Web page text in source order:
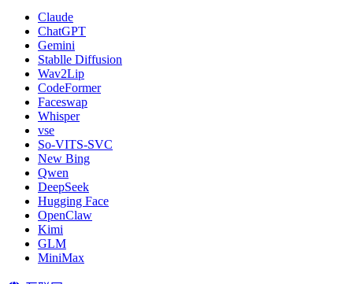
Claude
ChatGPT
Gemini
Stablle Diffusion
Wav2Lip
CodeFormer
Faceswap
Whisper
vse
So-VITS-SVC
New Bing
Qwen
DeepSeek
Hugging Face
OpenClaw
Kimi
GLM
MiniMax